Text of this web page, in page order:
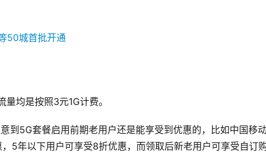
均是按照3元1G计费。
到5G套餐启用前期老用户还是能享受到优惠的，比如中国移
5年以下用户可享受8折优惠，而领取后新老用户可享受自订